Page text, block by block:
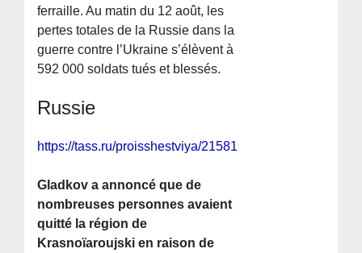
ferraille. Au matin du 12 août, les
pertes totales de la Russie dans la
guerre contre l’Ukraine s’élèvent à
592 000 soldats tués et blessés.
Russie
https://tass.ru/proisshestviya/21581937
Gladkov a annoncé que de
nombreuses personnes avaient
quitté la région de
Krasnoïaroujski en raison de